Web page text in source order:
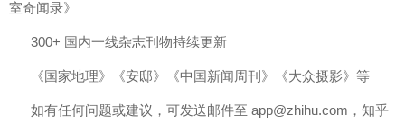
室奇闻录》
300+ 国内一线杂志刊物持续更新
《国家地理》《安邸》《中国新闻周刊》《大众摄影》等
如有任何问题或建议，可发送邮件至 app@zhihu.com ，知乎